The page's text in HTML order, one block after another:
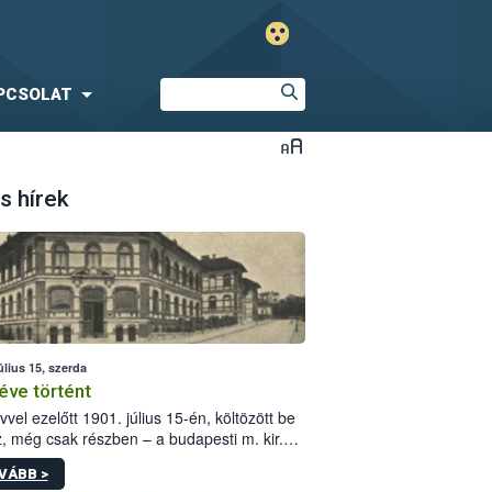
hírek
15, szerda
történt
ezelőtt 1901. július 15-én, költözött be
még csak részben – a budapesti m. kir.
állomás a Kis Rókus utca
alatti, Czigler Győző által tervezett új
>